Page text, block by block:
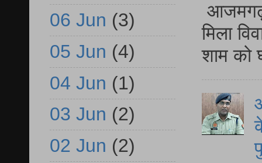
आजमगढ़
मिला
शाम को
06 Jun (3)
05 Jun (4)
04 Jun (1)
03 Jun (2)
02 Jun (2)